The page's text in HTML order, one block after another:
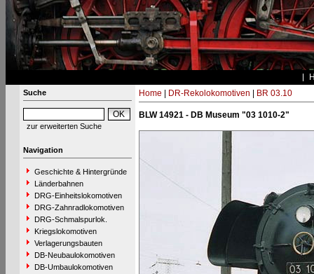
Suche
zur erweiterten Suche
Navigation
Geschichte & Hintergründe
Länderbahnen
DRG-Einheitslokomotiven
DRG-Zahnradlokomotiven
DRG-Schmalspurlok.
Kriegslokomotiven
Verlagerungsbauten
DB-Neubaulokomotiven
DB-Umbaulokomotiven
Home DR-Rekolokomotiven BR 03.10
BLW 14921 - DB Museum "03 1010-2"